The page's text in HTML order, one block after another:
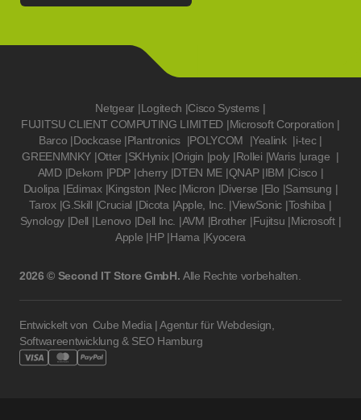
Netgear |Logitech |Cisco Systems |
FUJITSU CLIENT COMPUTING LIMITED |Microsoft Corporation |
Barco |Dockcase |Plantronics |POLYCOM |Yealink |i-tec |
GREENMNKY |Otter |SKHynix |Origin |poly |Rollei |Waris |urage |
AMD |Dekom |PDP |cherry |DTEN ME |QNAP |IBM |Cisco |
Duolipa |Edimax |Kingston |Nec |Micron |Diverse |Elo |Samsung |
Tarox |G.Skill |Crucial |Dicota |Apple, Inc. |ViewSonic |Toshiba |
Synology |Dell |Lenovo |Dell Inc. |AVM |Brother |Fujitsu |Microsoft |
Apple |HP |Hama |Kyocera
2026 © Second IT Store GmbH. Alle Rechte vorbehalten.
Entwickelt von Cube Media | Agentur für Webdesign,
Softwareentwicklung & SEO Hamburg